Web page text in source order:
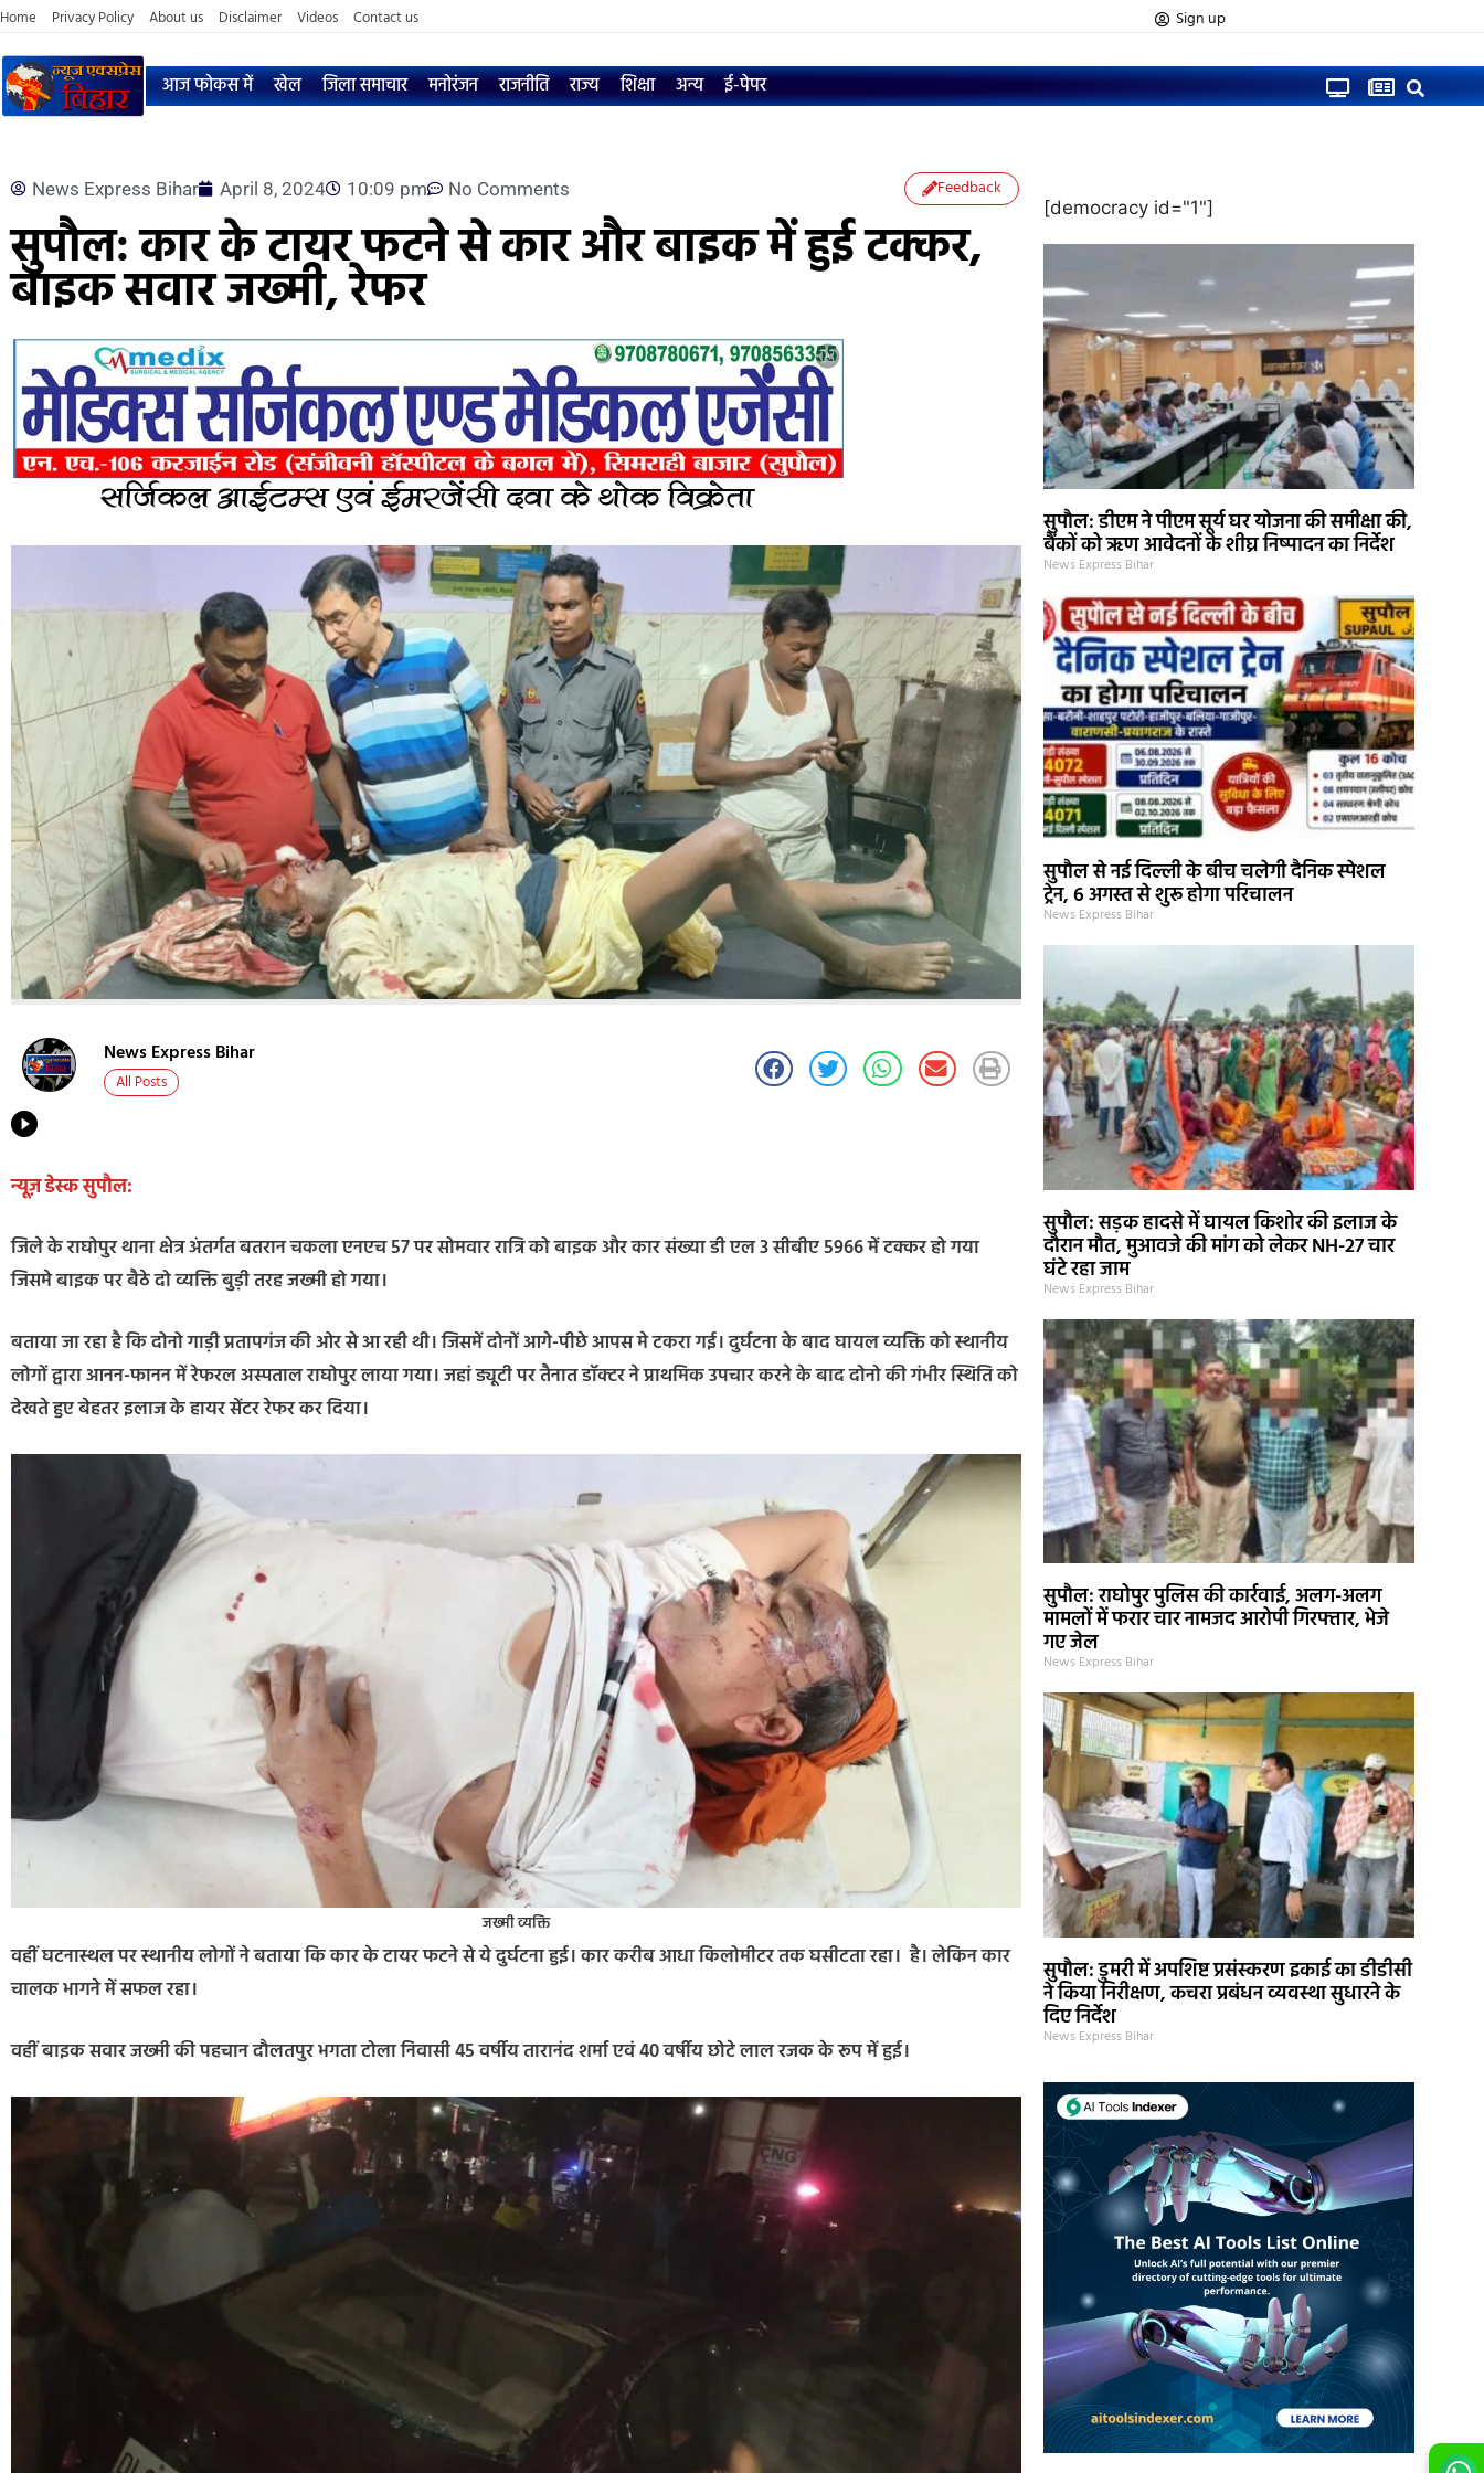
Home Privacy Policy About us Disclaimer Videos Contact us Sign up
आज फोकस में खेल जिला समाचार मनोरंजन राजनीति राज्य शिक्षा अन्य ई-पेपर
News Express Bihar April 8, 2024 10:09 pm No Comments Feedback
सुपौल: कार के टायर फटने से कार और बाइक में हुई टक्कर,
बाइक सवार जख्मी, रेफर
News Express Bihar
All Posts
न्यूज़ डेस्क सुपौल:
जिले के राघोपुर थाना क्षेत्र अंतर्गत बतरान चकला एनएच 57 पर सोमवार रात्रि को बाइक और कार संख्या डी एल 3 सीबीए 5966 में टक्कर हो गया
जिसमे बाइक पर बैठे दो व्यक्ति बुड़ी तरह जख्मी हो गया।
बताया जा रहा है कि दोनो गाड़ी प्रतापगंज की ओर से आ रही थी। जिसमें दोनों आगे-पीछे आपस मे टकरा गई। दुर्घटना के बाद घायल व्यक्ति को स्थानीय
लोगों द्वारा आनन-फानन में रेफरल अस्पताल राघोपुर लाया गया। जहां ड्यूटी पर तैनात डॉक्टर ने प्राथमिक उपचार करने के बाद दोनो की गंभीर स्थिति को
देखते हुए बेहतर इलाज के हायर सेंटर रेफर कर दिया।
जख्मी व्यक्ति
वहीं घटनास्थल पर स्थानीय लोगों ने बताया कि कार के टायर फटने से ये दुर्घटना हुई। कार करीब आधा किलोमीटर तक घसीटता रहा। है। लेकिन कार
चालक भागने में सफल रहा।
वहीं बाइक सवार जख्मी की पहचान दौलतपुर भगता टोला निवासी 45 वर्षीय तारानंद शर्मा एवं 40 वर्षीय छोटे लाल रजक के रूप में हुई।
[democracy id="1"]
सुपौल: डीएम ने पीएम सूर्य घर योजना की समीक्षा की,
बैंकों को ऋण आवेदनों के शीघ्र निष्पादन का निर्देश
News Express Bihar
सुपौल से नई दिल्ली के बीच चलेगी दैनिक स्पेशल
ट्रेन, 6 अगस्त से शुरू होगा परिचालन
News Express Bihar
सुपौल: सड़क हादसे में घायल किशोर की इलाज के
दौरान मौत, मुआवजे की मांग को लेकर NH-27 चार
घंटे रहा जाम
News Express Bihar
सुपौल: राघोपुर पुलिस की कार्रवाई, अलग-अलग
मामलों में फरार चार नामजद आरोपी गिरफ्तार, भेजे
गए जेल
News Express Bihar
सुपौल: डुमरी में अपशिष्ट प्रसंस्करण इकाई का डीडीसी
ने किया निरीक्षण, कचरा प्रबंधन व्यवस्था सुधारने के
दिए निर्देश
News Express Bihar